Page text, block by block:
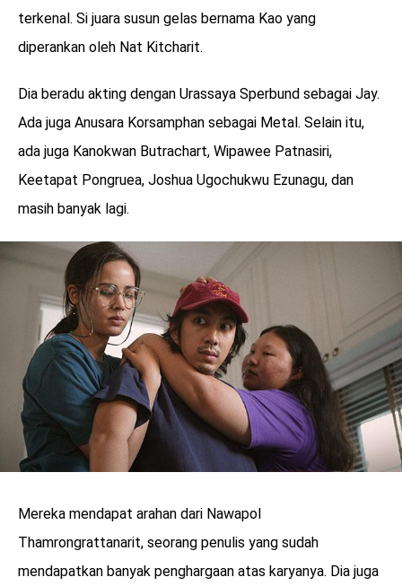
terkenal. Si juara susun gelas bernama Kao yang
diperankan oleh Nat Kitcharit.
Dia beradu akting dengan Urassaya Sperbund sebagai Jay.
Ada juga Anusara Korsamphan sebagai Metal. Selain itu,
ada juga Kanokwan Butrachart, Wipawee Patnasiri,
Keetapat Pongruea, Joshua Ugochukwu Ezunagu, dan
masih banyak lagi.
Mereka mendapat arahan dari Nawapol
Thamrongrattanarit, seorang penulis yang sudah
mendapatkan banyak penghargaan atas karyanya. Dia juga